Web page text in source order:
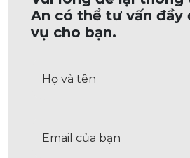
An có thể tư vấn đầy
vụ cho bạn.